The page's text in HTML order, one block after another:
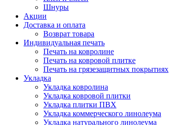
Шнуры
Акции
Доставка и оплата
Возврат товара
Индивидуальная печать
Печать на ковролине
Печать на ковровой плитке
Печать на грязезащитных покрытиях
Укладка
Укладка ковролина
Укладка ковровой плитки
Укладка плитки ПВХ
Укладка коммерческого линолеума
Укладка натурального линолеума